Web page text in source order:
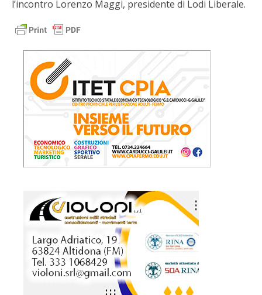
l’incontro Lorenzo Maggi, presidente di Lodi Liberale.